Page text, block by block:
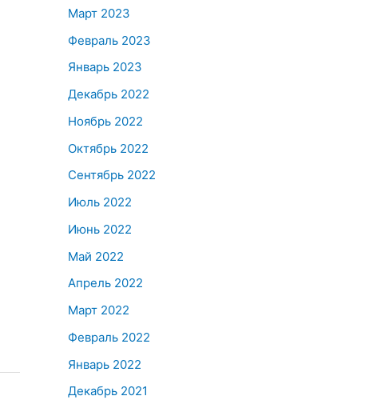
Март 2023
Февраль 2023
Январь 2023
Декабрь 2022
Ноябрь 2022
Октябрь 2022
Сентябрь 2022
Июль 2022
Июнь 2022
Май 2022
Апрель 2022
Март 2022
Февраль 2022
Январь 2022
Декабрь 2021